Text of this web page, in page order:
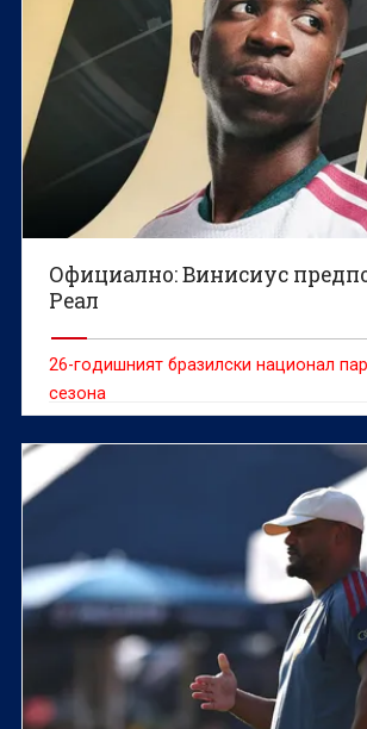
Официално: Винисиус
Реал
26-годишният бразилски национал
сезона